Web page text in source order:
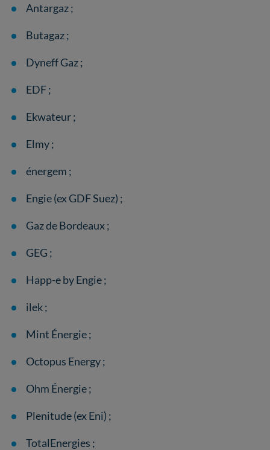
Antargaz ;
Butagaz ;
Dyneff Gaz ;
EDF ;
Ekwateur ;
Elmy ;
énergem ;
Engie (ex GDF Suez) ;
Gaz de Bordeaux ;
GEG ;
Happ-e by Engie ;
ilek ;
Mint Énergie ;
Octopus Energy ;
Ohm Énergie ;
Plenitude (ex Eni) ;
TotalEnergies ;